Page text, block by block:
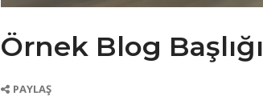
Örnek Blog Başlığı
PAYLAŞ